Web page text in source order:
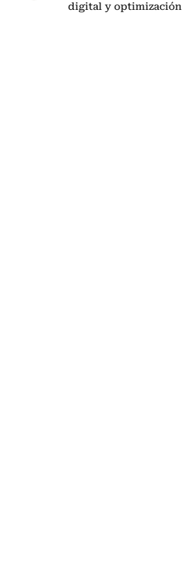
digital y optimización